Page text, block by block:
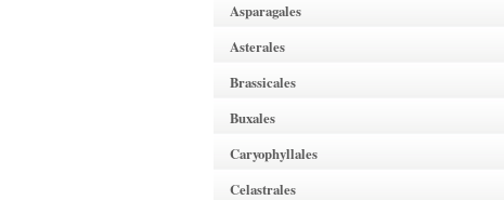
Asparagales
Asterales
Brassicales
Buxales
Caryophyllales
Celastrales